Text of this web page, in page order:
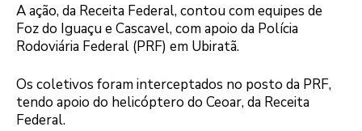
A ação, da Receita Federal, contou com equipes de
Foz do Iguaçu e Cascavel, com apoio da Polícia
Rodoviária Federal (PRF) em Ubiratã.
Os coletivos foram interceptados no posto da PRF,
tendo apoio do helicóptero do Ceoar, da Receita
Federal.